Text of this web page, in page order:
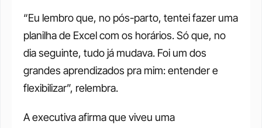
“Eu lembro que, no pós-parto, tentei fazer uma
planilha de Excel com os horários. Só que, no
dia seguinte, tudo já mudava. Foi um dos
grandes aprendizados pra mim: entender e
flexibilizar”, relembra.
A executiva afirma que viveu uma